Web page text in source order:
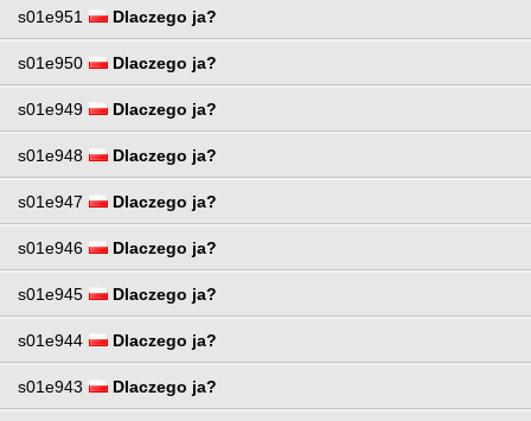
s01e951 Dlaczego ja?
s01e950 Dlaczego ja?
s01e949 Dlaczego ja?
s01e948 Dlaczego ja?
s01e947 Dlaczego ja?
s01e946 Dlaczego ja?
s01e945 Dlaczego ja?
s01e944 Dlaczego ja?
s01e943 Dlaczego ja?